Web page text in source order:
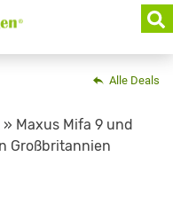
Alle Deals
» Maxus Mifa 9 und
Großbritannien